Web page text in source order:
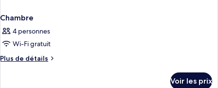
Chambre
4 personnes
Wi-Fi gratuit
Plus de détails
Plus
Voir les prix